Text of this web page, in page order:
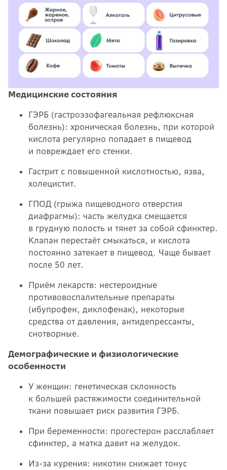
Медицинские состояния
ГЭРБ (гастроэзофагеальная рефлюксная
болезнь): хроническая болезнь, при которой
кислота регулярно попадает в пищевод
и повреждает его стенки.
Гастрит с повышенной кислотностью, язва,
холецистит.
ГПОД (грыжа пищеводного отверстия
диафрагмы): часть желудка смещается
в грудную полость и тянет за собой сфинктер.
Клапан перестаёт смыкаться, и кислота
постоянно затекает в пищевод. Чаще бывает
после 50 лет.
Приём лекарств: нестероидные
противовоспалительные препараты
(ибупрофен, диклофенак), некоторые
средства от давления, антидепрессанты,
снотворные.
Демографические и физиологические
особенности
У женщин: генетическая склонность
к большей растяжимости соединительной
ткани повышает риск развития ГЭРБ.
При беременности: прогестерон расслабляет
сфинктер, а матка давит на желудок.
Из-за курения: никотин снижает тонус